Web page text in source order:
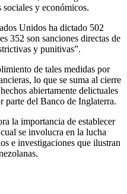
y económicos.
Unidos ha dictado 502
352 son sanciones directas de
y punitivas”.
de tales medidas por
lo que se suma al cierre
abiertamente delictuales
parte del Banco de Inglaterra.
la importancia de establecer
se involucra en la lucha
e investigaciones que ilustran